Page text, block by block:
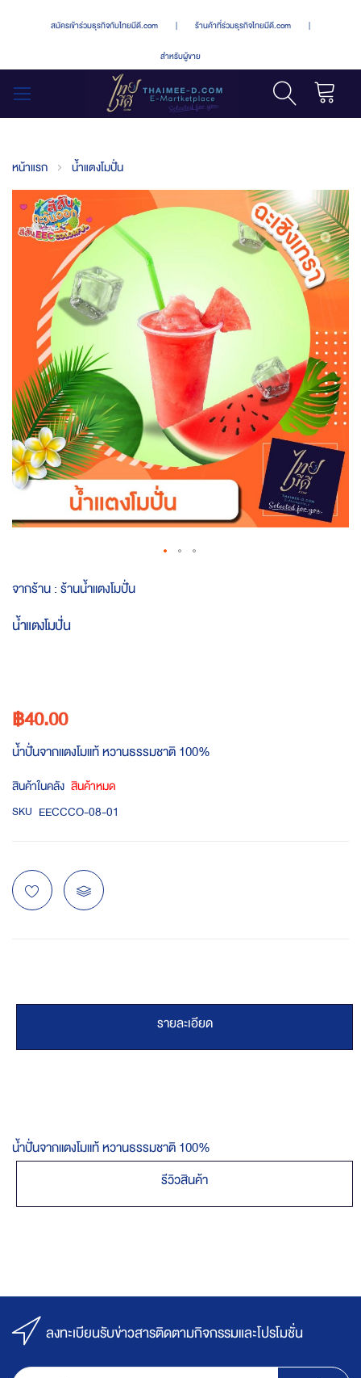
สมัครเข้าร่วมธุรกิจกับไทยมีดี.com | ร้านค้าที่ร่วมธุรกิจไทยมีดี.com |
สำหรับผู้ขาย
หน้าแรก น้ำแตงโมปั่น
Skip
to
the
images
gallery
to
beginning
จากร้าน :ร้านน้ำแตงโมปั่น
น้ำแตงโมปั่น
฿40.00
น้ำปั่นจากแตงโมแท้ หวานธรรมชาติ 100%
สินค้าในคลัง สินค้าหมด
SKU EECCCO-08-01
รายละเอียด
น้ำปั่นจากแตงโมแท้ หวานธรรมชาติ 100%
รีวิวสินค้า
ลงทะเบียนรับข่าวสารติดตามกิจกรรมและโปรโมชั่น